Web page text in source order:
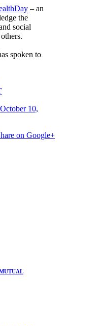
– an
the
social
spoken to
October 10,
on Google+